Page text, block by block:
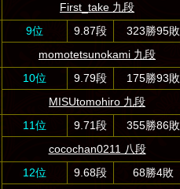
First_take 九段
9位
9.87段
323勝95敗
momotetsunokami 九段
10位
9.79段
175勝93敗
MISUtomohiro 九段
11位
9.71段
355勝86敗
cocochan0211 八段
12位
9.68段
68勝4敗